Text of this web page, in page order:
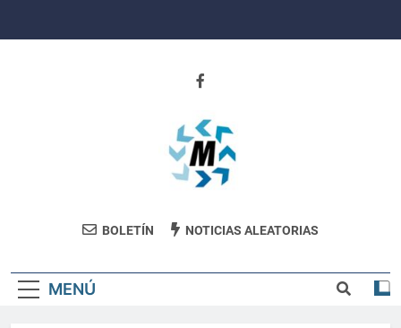
Revista
BOLETÍN NOTICIAS ALEATORIAS
MENÚ